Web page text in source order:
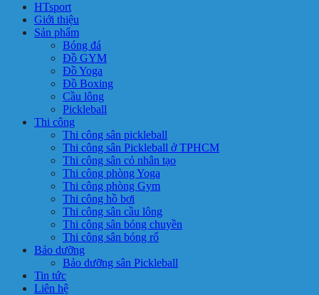
HTsport
Giới thiệu
Sản phẩm
Bóng đá
Đồ GYM
Đồ Yoga
Đồ Boxing
Cầu lông
Pickleball
Thi công
Thi công sân pickleball
Thi công sân Pickleball ở TPHCM
Thi công sân cỏ nhân tạo
Thi công phòng Yoga
Thi công phòng Gym
Thi công hồ bơi
Thi công sân cầu lông
Thi công sân bóng chuyền
Thi công sân bóng rổ
Bảo dưỡng
Bảo dưỡng sân Pickleball
Tin tức
Liên hệ